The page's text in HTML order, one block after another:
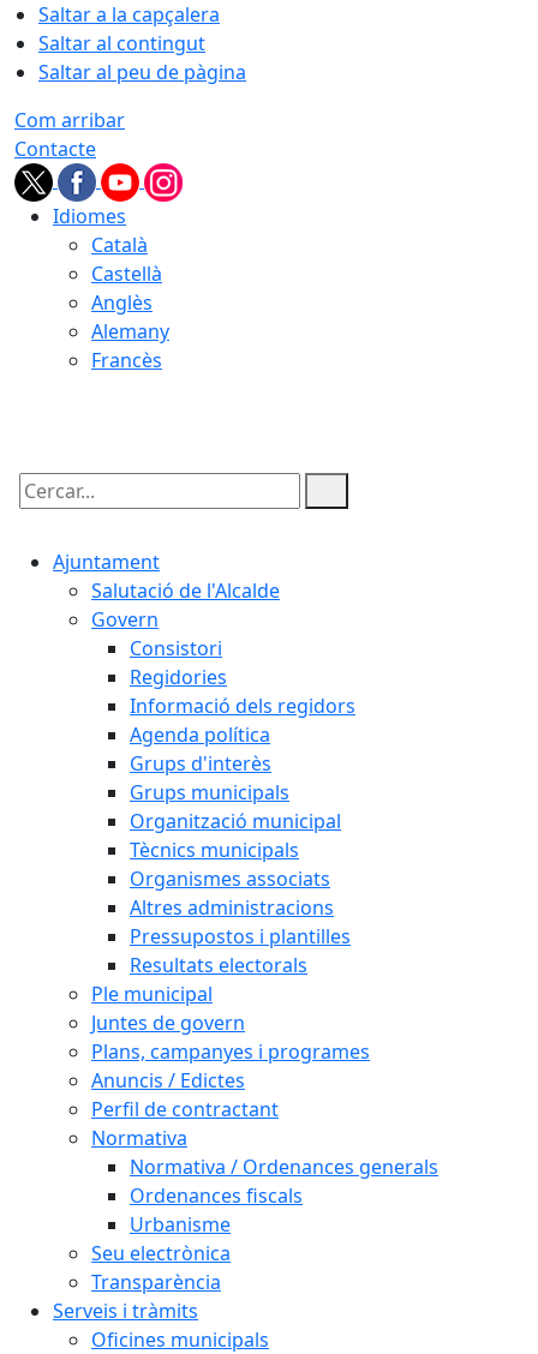
Saltar a la capçalera
Saltar al contingut
Saltar al peu de pàgina
Com arribar
Contacte
Idiomes
Català
Castellà
Anglès
Alemany
Francès
Cercar:
Ajuntament
Salutació de l'Alcalde
Govern
Consistori
Regidories
Informació dels regidors
Agenda política
Grups d'interès
Grups municipals
Organització municipal
Tècnics municipals
Organismes associats
Altres administracions
Pressupostos i plantilles
Resultats electorals
Ple municipal
Juntes de govern
Plans, campanyes i programes
Anuncis / Edictes
Perfil de contractant
Normativa
Normativa / Ordenances generals
Ordenances fiscals
Urbanisme
Seu electrònica
Transparència
Serveis i tràmits
Oficines municipals